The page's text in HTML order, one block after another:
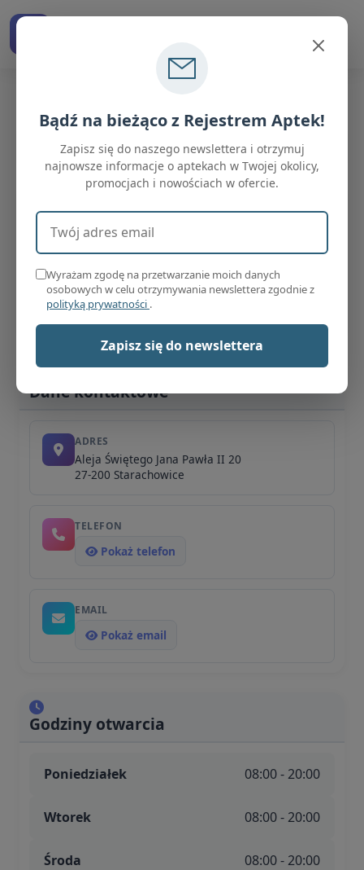
Strona główna Apteki "Apteka Codzienna"
"Apteka Codzienna"
Starachowice świętokrzyskie
Aktywna
Dane kontaktowe
ADRES
Aleja Świętego Jana Pawła II 20
27-200 Starachowice
TELEFON
Pokaż telefon
EMAIL
Pokaż email
Godziny otwarcia
Poniedziałek 08:00 - 20:00
Wtorek 08:00 - 20:00
Środa 08:00 - 20:00
Bądź na bieżąco z Rejestrem Aptek!
Zapisz się do naszego newslettera i otrzymuj
najnowsze informacje o aptekach w Twojej okolicy,
promocjach i nowościach w ofercie.
Adres email (wymagany)
Wyrażam zgodę na przetwarzanie moich danych
osobowych w celu otrzymywania newslettera zgodnie z
polityką prywatności (otwiera się w nowej karcie)
.
Zapisz się do newslettera